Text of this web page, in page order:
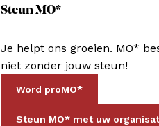
Steun MO*
Je helpt ons groeien. MO*
niet zonder jouw steun!
Word proMO*
Steun MO* met uw